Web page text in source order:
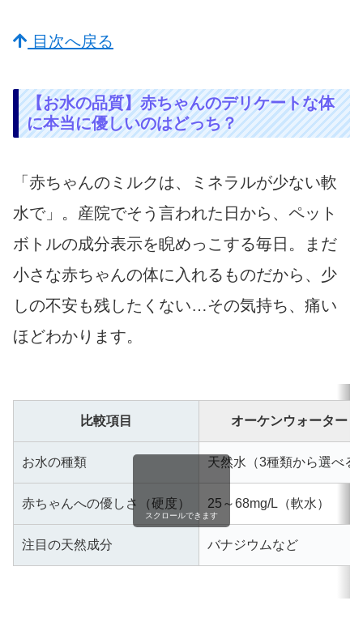
目次へ戻る
【お水の品質】赤ちゃんのデリケートな体
に本当に優しいのはどっち？
「赤ちゃんのミルクは、ミネラルが少ない軟
水で」。産院でそう言われた日から、ペット
ボトルの成分表示を睨めっこする毎日。まだ
小さな赤ちゃんの体に入れるものだから、少
しの不安も残したくない…その気持ち、痛い
ほどわかります。
比較項目 オーケンウォーター
お水の種類 天然水（3種類から選べる
赤ちゃんへの優しさ（硬度） 25～68mg/L（軟水）
注目の天然成分 バナジウムなど
スクロールできます